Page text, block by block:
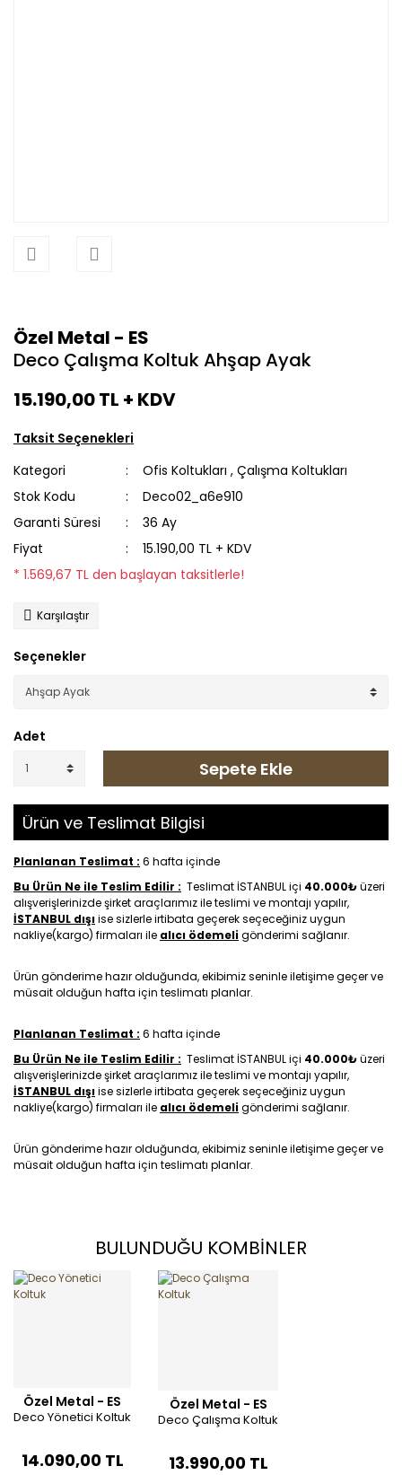
Özel Metal - ES
Deco Çalışma Koltuk Ahşap Ayak
15.190,00 TL + KDV
Taksit Seçenekleri
Kategori
Ofis Koltukları ,Çalışma Koltukları
Stok Kodu
Deco02_a6e910
Garanti Süresi
36 Ay
Fiyat
15.190,00 TL + KDV
* 1.569,67 TL den başlayan taksitlerle!
Karşılaştır
Seçenekler
Adet
Sepete Ekle
Ürün ve Teslimat Bilgisi
Planlanan Teslimat : 6 hafta içinde
Bu Ürün Ne ile Teslim Edilir : Teslimat İSTANBUL içi 40.000₺üzeri
alışverişlerinizde şirket araçlarımız ile teslimi ve montajı yapılır,
İSTANBUL dışıise sizlerle irtibata geçerek seçeceğiniz uygun
nakliye(kargo) firmaları ile alıcı ödemeligönderimi sağlanır.
Ürün gönderime hazır olduğunda, ekibimiz seninle iletişime geçer ve
müsait olduğun hafta için teslimatı planlar.
Planlanan Teslimat : 6 hafta içinde
Bu Ürün Ne ile Teslim Edilir : Teslimat İSTANBUL içi 40.000₺üzeri
alışverişlerinizde şirket araçlarımız ile teslimi ve montajı yapılır,
İSTANBUL dışıise sizlerle irtibata geçerek seçeceğiniz uygun
nakliye(kargo) firmaları ile alıcı ödemeligönderimi sağlanır.
Ürün gönderime hazır olduğunda, ekibimiz seninle iletişime geçer ve
müsait olduğun hafta için teslimatı planlar.
BULUNDUĞU KOMBİNLER
Özel Metal - ES
Deco Yönetici Koltuk
14.090,00 TL
Özel Metal - ES
Deco Çalışma Koltuk
13.990,00 TL